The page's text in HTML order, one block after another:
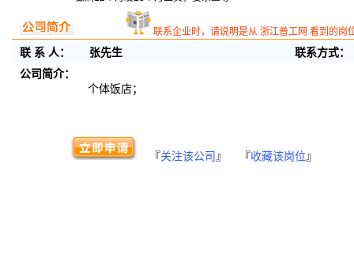
联系企业时，请说明是从 浙江普工网 看到的岗
联 系 人： 张先生
联系方式：
公司简介：
个体饭店；
『关注该公司 』 『收藏该岗位 』